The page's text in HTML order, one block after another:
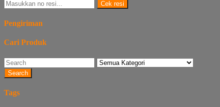
Cek resi
Pengiriman
Cari Produk
Search
Tags